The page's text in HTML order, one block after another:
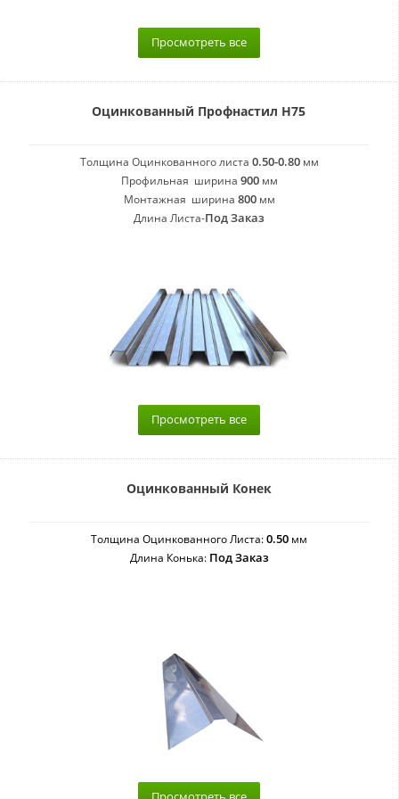
Просмотреть все
Оцинкованный Профнастил H75
Толщина Оцинкованного листа 0.50-0.80мм
Профильная ширина 900мм
Монтажная ширина 800 мм
Длина Листа-Под Заказ
Просмотреть все
Оцинкованный Конек
Толщина Оцинкованного Листа:0.50 мм
Длина Конька: Под Заказ